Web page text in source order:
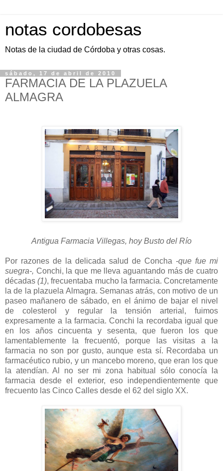
notas cordobesas
Notas de la ciudad de Córdoba y otras cosas.
sábado, 17 de abril de 2010
FARMACIA DE LA PLAZUELA
ALMAGRA
Antigua Farmacia Villegas, hoy Busto del Río
Por razones de la delicada salud de Concha -que fue mi
suegra-, Conchi, la que me lleva aguantando más de cuatro
décadas(1), frecuentaba mucho la farmacia. Concretamente
la de la plazuela Almagra. Semanas atrás, con motivo de un
paseo mañanero de sábado, en el ánimo de bajar el nivel
de colesterol y regular la tensión arterial, fuimos
expresamente a la farmacia. Conchi la recordaba igual que
en los años cincuenta y sesenta, que fueron los que
lamentablemente la frecuentó, porque las visitas a la
farmacia no son por gusto, aunque esta sí. Recordaba un
farmacéutico rubio, y un mancebo moreno, que eran los que
la atendían. Al no ser mi zona habitual sólo conocía la
farmacia desde el exterior, eso independientemente que
frecuento las Cinco Calles desde el 62 del siglo XX.